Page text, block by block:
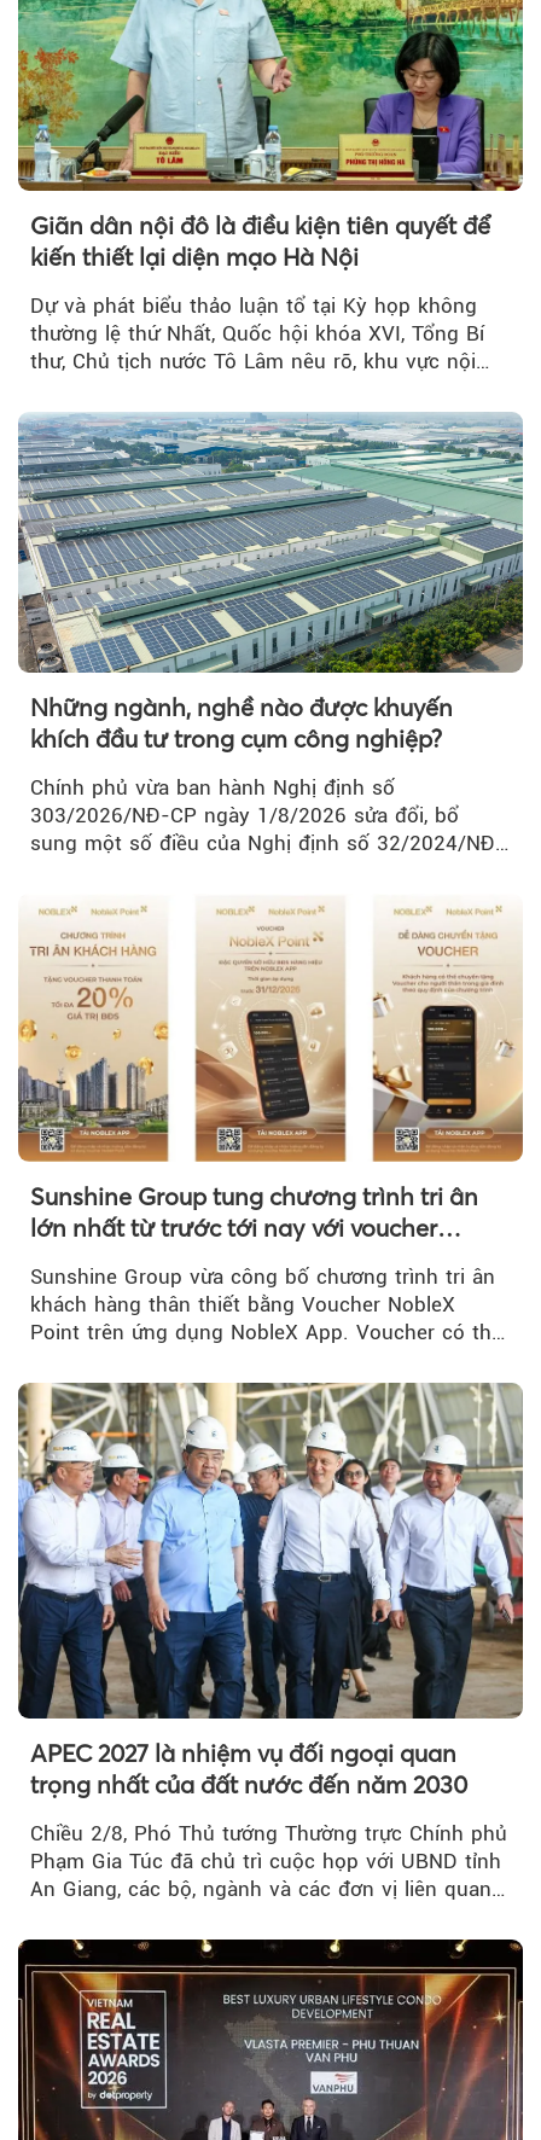
Giãn dân nội đô là điều kiện tiên quyết để
kiến thiết lại diện mạo Hà Nội
Dự và phát biểu thảo luận tổ tại Kỳ họp không
thường lệ thứ Nhất, Quốc hội khóa XVI, Tổng Bí
thư, Chủ tịch nước Tô Lâm nêu rõ, khu vực nội
Những ngành, nghề nào được khuyến
khích đầu tư trong cụm công nghiệp?
Chính phủ vừa ban hành Nghị định số
303/2026/NĐ-CP ngày 1/8/2026 sửa đổi, bổ
sung một số điều của Nghị định số 32/2024/NĐ-
Sunshine Group tung chương trình tri ân
lớn nhất từ trước tới nay với voucher
NobleX Point cho khách hàng thân thiết
Sunshine Group vừa công bố chương trình tri ân
khách hàng thân thiết bằng Voucher NobleX
Point trên ứng dụng NobleX App. Voucher có thể
APEC 2027 là nhiệm vụ đối ngoại quan
trọng nhất của đất nước đến năm 2030
Chiều 2/8, Phó Thủ tướng Thường trực Chính phủ
Phạm Gia Túc đã chủ trì cuộc họp với UBND tỉnh
An Giang, các bộ, ngành và các đơn vị liên quan